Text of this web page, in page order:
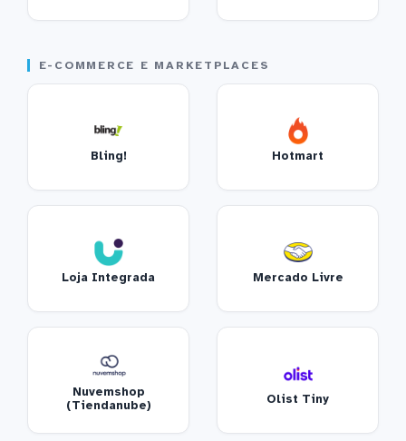
E-COMMERCE E MARKETPLACES
Bling! Hotmart
Loja Integrada Mercado Livre
Nuvemshop
(Tiendanube)
Olist Tiny